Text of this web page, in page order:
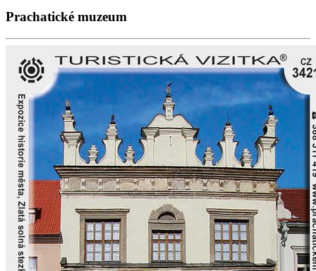
Prachatické muzeum